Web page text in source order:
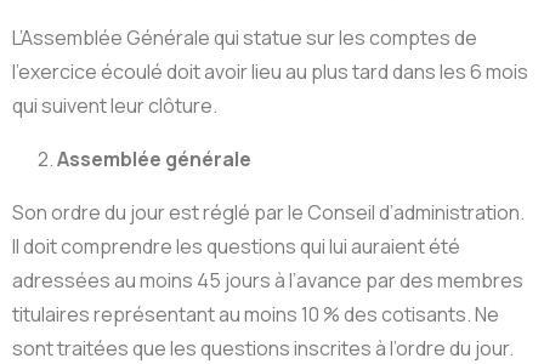
L’Assemblée Générale qui statue sur les comptes de
l’exercice écoulé doit avoir lieu au plus tard dans les 6 mois
qui suivent leur clôture.
2.Assemblée générale
Son ordre du jour est réglé par le Conseil d’administration.
Il doit comprendre les questions qui lui auraient été
adressées au moins 45 jours à l’avance par des membres
titulaires représentant au moins 10 % des cotisants. Ne
sont traitées que les questions inscrites à l’ordre du jour.